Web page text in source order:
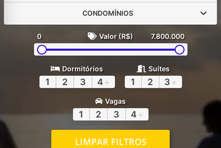
CONDOMÍNIOS
0 Valor (R$) 7.800.000
Dormitórios
1 2 3 4 +
Suítes
1 2 3 +
Vagas
1 2 3 4 +
LIMPAR FILTROS